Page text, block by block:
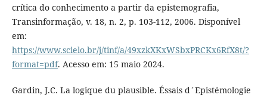
crítica do conhecimento a partir da epistemografia,
Transinformação, v. 18, n. 2, p. 103-112, 2006. Disponível
em:
https://www.scielo.br/j/tinf/a/49xzkXKxWSbxPRCKx6RfX8t/?
format=pdf. Acesso em: 15 maio 2024.
Gardin, J.C. La logique du plausible. Éssais d´Epistémologie